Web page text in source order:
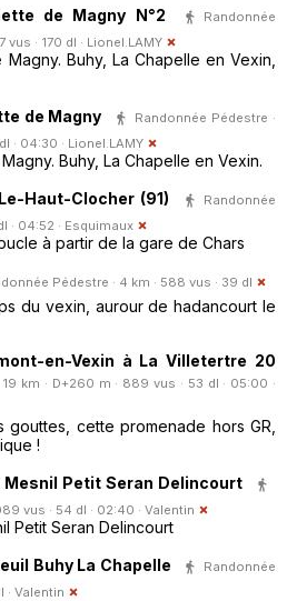
de Magny N°2
Randonnée
· 170 dl · Lionel.LAMY
Buhy, La Chapelle en Vexin,
de Magny
Randonnée Pédestre ·
· 04:30 · Lionel.LAMY
Buhy, La Chapelle en Vexin.
Haut-Clocher (91)
Randonnée
· 04:52 · Esquimaux
à partir de la gare de Chars
Pédestre · 4 km · 588 vus · 39 dl
du vexin, aurour de hadancourt le
en-Vexin à La Villetertre 20
km · D+260 m · 889 vus · 53 dl · 05:00 ·
cette promenade hors GR,
!
Petit Seran Delincourt
vus · 54 dl · 02:40 · Valentin
Petit Seran Delincourt
Buhy La Chapelle
Randonnée
· Valentin